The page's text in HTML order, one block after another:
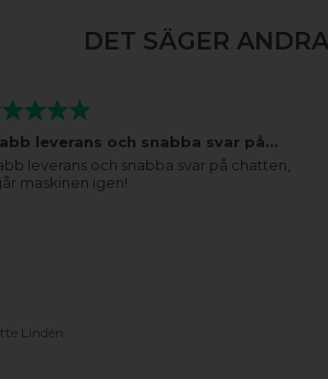
DET SÄGER
leverans och snabba svar på…
leverans och snabba svar på chatten,
maskinen igen!
Lindén